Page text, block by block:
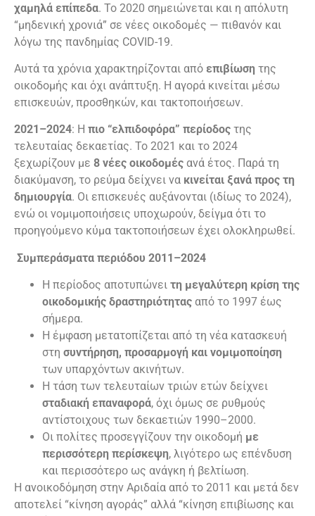
χαμηλά επίπεδα. Το 2020 σημειώνεται και η απόλυτη
“μηδενική χρονιά” σε νέες οικοδομές — πιθανόν και
λόγω της πανδημίας COVID-19.
Αυτά τα χρόνια χαρακτηρίζονται από επιβίωση της
οικοδομής και όχι ανάπτυξη. Η αγορά κινείται μέσω
επισκευών, προσθηκών, και τακτοποιήσεων.
2021–2024: Η πιο “ελπιδοφόρα” περίοδος της
τελευταίας δεκαετίας. Το 2021 και το 2024
ξεχωρίζουν με 8 νέες οικοδομές ανά έτος. Παρά τη
διακύμανση, το ρεύμα δείχνει να κινείται ξανά προς τη
δημιουργία. Οι επισκευές αυξάνονται (ιδίως το 2024),
ενώ οι νομιμοποιήσεις υποχωρούν, δείγμα ότι το
προηγούμενο κύμα τακτοποιήσεων έχει ολοκληρωθεί.
Συμπεράσματα περιόδου 2011–2024
Η περίοδος αποτυπώνει τη μεγαλύτερη κρίση της
οικοδομικής δραστηριότητας από το 1997 έως
σήμερα.
Η έμφαση μετατοπίζεται από τη νέα κατασκευή
στη συντήρηση, προσαρμογή και νομιμοποίηση
των υπαρχόντων ακινήτων.
Η τάση των τελευταίων τριών ετών δείχνει
σταδιακή επαναφορά, όχι όμως σε ρυθμούς
αντίστοιχους των δεκαετιών 1990–2000.
Οι πολίτες προσεγγίζουν την οικοδομή με
περισσότερη περίσκεψη, λιγότερο ως επένδυση
και περισσότερο ως ανάγκη ή βελτίωση.
Η ανοικοδόμηση στην Αριδαία από το 2011 και μετά δεν
αποτελεί “κίνηση αγοράς” αλλά “κίνηση επιβίωσης και